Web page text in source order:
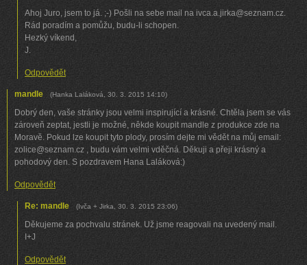
Ahoj Juro, jsem to já. ;-) Pošli na sebe mail na ivca.a.jirka@seznam.cz.
Rád poradím a pomůžu, budu-li schopen.
Hezký víkend,
J.
Odpovědět
mandle (Hanka Laláková 30. 3. 2015 14:10)
Dobrý den, vaše stránky jsou velmi inspirující a krásné. Chtěla jsem se vás
zároveň zeptat, jestli je možné, někde koupit mandle z produkce zde na
Moravě. Pokud lze koupit tyto plody, prosím dejte mi vědět na můj email:
zolice@seznam.cz , budu vám velmi vděčná. Děkuji a přeji krásný a
pohodový den. S pozdravem Hana Laláková:)
Odpovědět
Re: mandle (Ivča + Jirka 30. 3. 2015 23:06)
Děkujeme za pochvalu stránek. Už jsme reagovali na uvedený mail.
I+J
Odpovědět